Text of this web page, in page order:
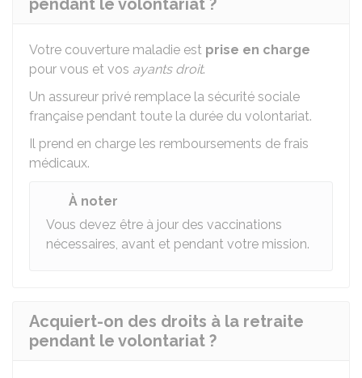
pendant le volontariat ?
Votre couverture maladie est prise en charge
pour vous et vos ayants droit.
Un assureur privé remplace la sécurité sociale
française pendant toute la durée du volontariat.
Il prend en charge les remboursements de frais
médicaux.
À noter
Vous devez être à jour des vaccinations
nécessaires, avant et pendant votre mission.
Acquiert-on des droits à la retraite
pendant le volontariat ?